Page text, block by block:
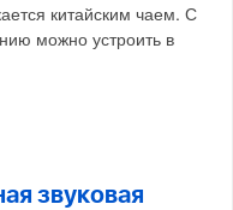
китайским чаем. С
можно устроить в
звуковая